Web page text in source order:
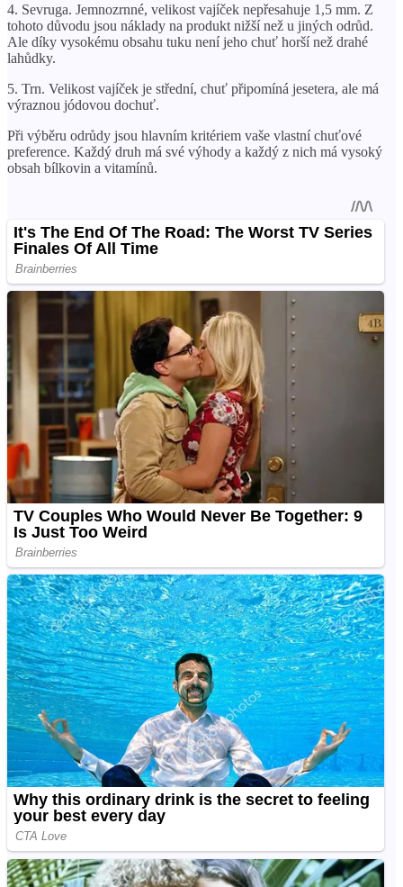
4. Sevruga. Jemnozrnné, velikost vajíček nepřesahuje 1,5 mm. Z
tohoto důvodu jsou náklady na produkt nižší než u jiných odrůd.
Ale díky vysokému obsahu tuku není jeho chuť horší než drahé
lahůdky.
5. Trn. Velikost vajíček je střední, chuť připomíná jesetera, ale má
výraznou jódovou dochuť.
Při výběru odrůdy jsou hlavním kritériem vaše vlastní chuťové
preference. Každý druh má své výhody a každý z nich má vysoký
obsah bílkovin a vitamínů.